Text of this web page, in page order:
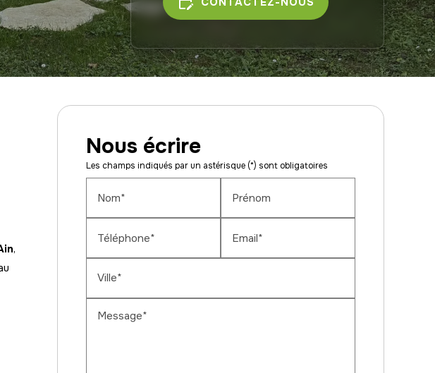
,
Nous écrire
Les champs indiqués par un astérisque (*) sont obligatoires
Nom* Prénom
Téléphone* Email*
Ville*
Message*